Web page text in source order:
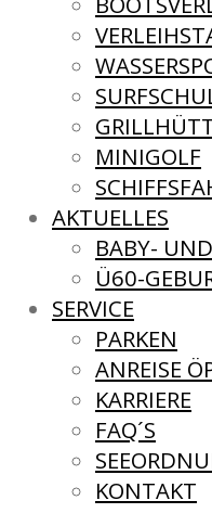
MINIGOLF
AKTUELLES
BABY-
Ü60-
SERVICE
PARKEN
ANREISE
KARRIERE
FAQ´S
KONTAKT